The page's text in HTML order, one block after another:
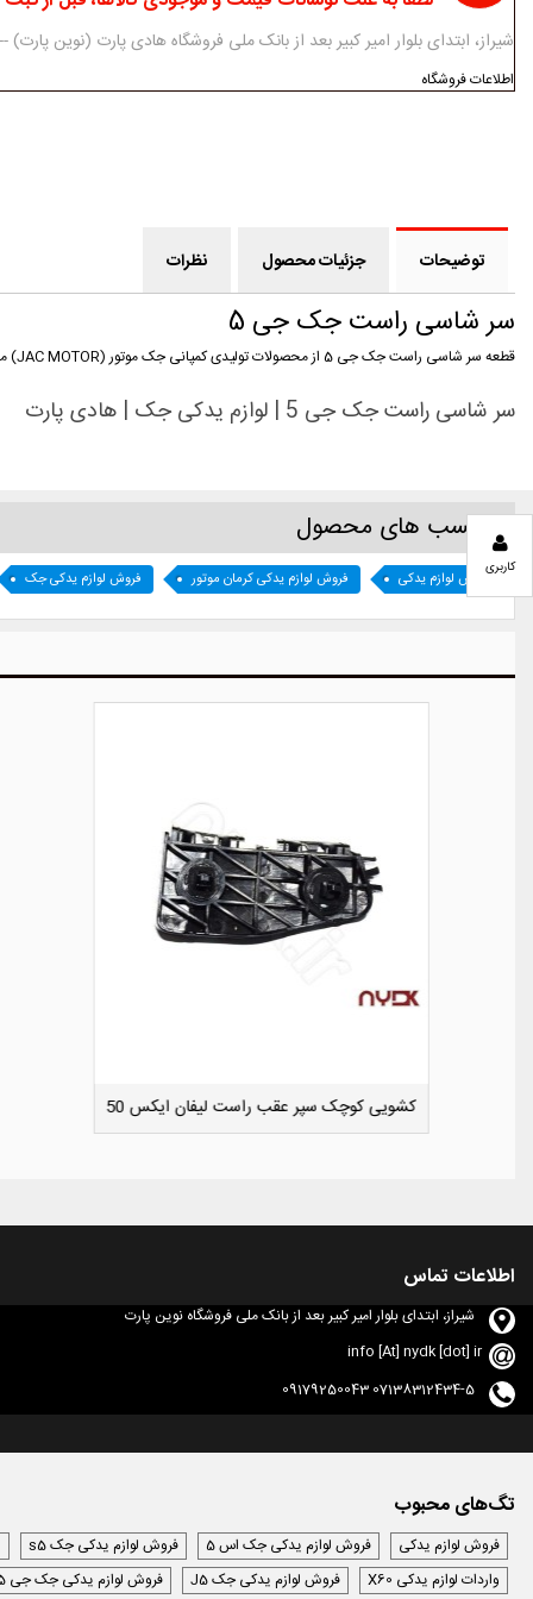
شیراز، ابتدای بلوار امیر کبیر بعد از بانک ملی فروشگاه هادی پارت (نوین پارت) ------------ 07138312434-5 -
اطلاعات فروشگاه
توضیحات جزئیات محصول نظرات
سر شاسی راست جک جی 5
قطعه سر شاسی راست جک جی 5 از محصولات تولیدی کمپانی جک موتور (JAC MOTOR) می باشد که توسط فروشگاه اینترنتی هادی پارت به صورت فروش آنلاین ارائه می گردد.
سر شاسی راست جک جی 5 | لوازم یدکی جک | هادی پارت
برچسب های محصول
فروش لوازم یدکی فروش لوازم یدکی کرمان موتور فروش لوازم یدکی جک
دوست داشتن
کشویی کوچک سپر عقب راست لیفان ایکس 50
اطلاعات تماس
شیراز، ابتدای بلوار امیر کبیر بعد از بانک ملی فروشگاه نوین پارت
info [At] nydk [dot] ir
07138312434-5 09179250043
تگ‌های محبوب
فروش لوازم یدکی فروش لوازم یدکی جک اس 5 فروش لوازم یدکی جک s5
واردات لوازم یدکی X60
فروش لوازم یدکی جک J5 فروش لوازم یدکی جک جی 5
کاربری